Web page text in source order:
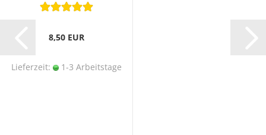
8,50 EUR
Lieferzeit: 1-3 Arbeitstage